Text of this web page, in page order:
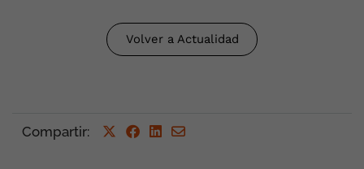
Volver a Actualidad
Compartir: